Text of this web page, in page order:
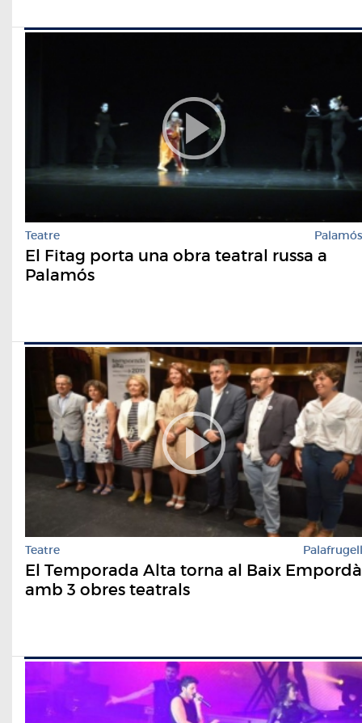
Teatre Palamós
El Fitag porta una obra teatral russa a
Palamós
Teatre Palafrugell
El Temporada Alta torna al Baix Empordà
amb 3 obres teatrals